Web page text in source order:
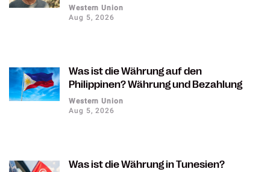
Western Union
Aug 5, 2026
Was ist die Währung auf den
Philippinen? Währung und Bezahlung
Western Union
Aug 5, 2026
Was ist die Währung in Tunesien?